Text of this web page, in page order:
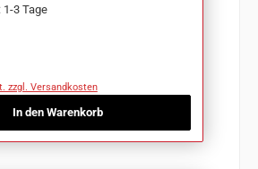
3 Tage
zzgl. Versandkosten
In den Warenkorb